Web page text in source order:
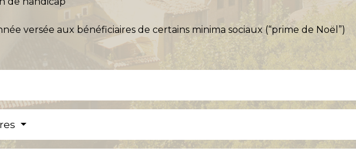
versée aux bénéficiaires de certains minima sociaux (“prime de Noël”)